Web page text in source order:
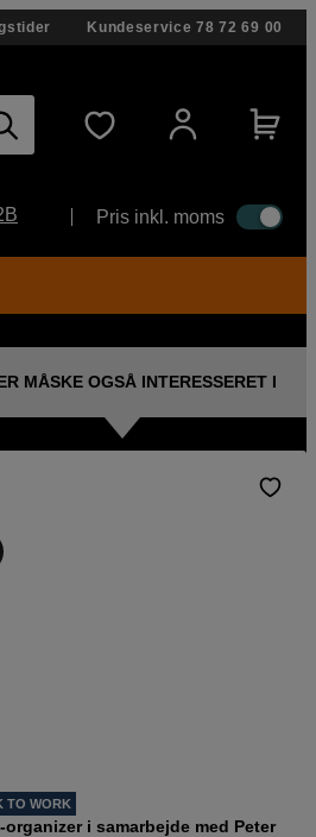
Kundeservice 78 72 69 00
Pris inkl. moms
MÅSKE OGSÅ INTERESSERET I
TO WORK
organizer i samarbejde med Peter